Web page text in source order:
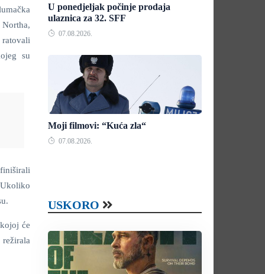
su
će
U ponedjeljak počinje prodaja
ulaznica za 32. SFF
07.08.2026.
Moji filmovi: “Kuća zla“
07.08.2026.
USKORO